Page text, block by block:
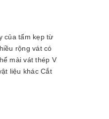
của tấm kẹp từ
rộng vát có
mài vát thép V
liệu khác Cắt